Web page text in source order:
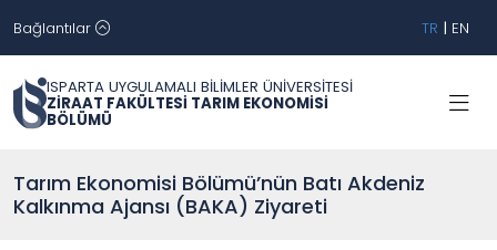
Bağlantılar TR | EN
ISPARTA UYGULAMALI BİLİMLER ÜNİVERSİTESİ
ZİRAAT FAKÜLTESİ TARIM EKONOMİSİ
BÖLÜMÜ
Tarım Ekonomisi Bölümü’nün Batı Akdeniz
Kalkınma Ajansı (BAKA) Ziyareti